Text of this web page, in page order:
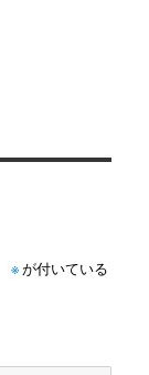
※が付いている